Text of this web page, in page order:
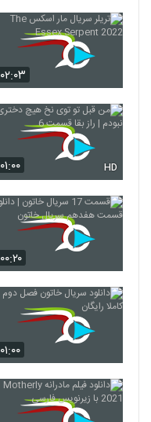
۰۲:۰۳
۰۱:۰۰ HD
۰۰:۲۰
۰۱:۰۰